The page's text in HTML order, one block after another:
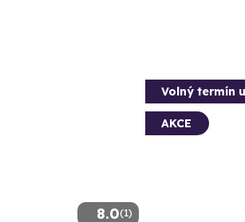
8.0(1)
Volný termín
AKCE